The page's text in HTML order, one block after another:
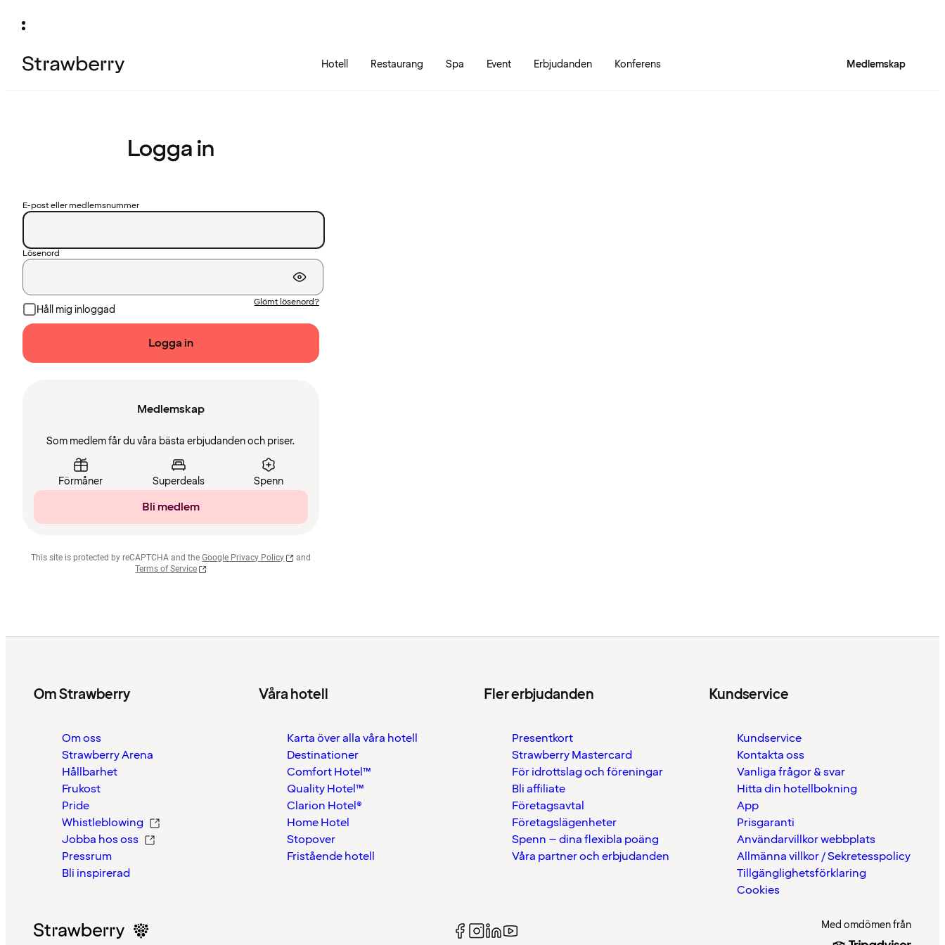
Hotell Restaurang Spa Event Erbjudanden Konferens Medlemskap
Logga in
E-post eller medlemsnummer
Lösenord
Håll mig inloggad
Glömt lösenord?
Logga in
Medlemskap
Som medlem får du våra bästa erbjudanden och priser.
Förmåner Superdeals Spenn
Bli medlem
This site is protected by reCAPTCHA and the Google Privacy Policy
and
Terms of Service
Om Strawberry
Om oss
Strawberry Arena
Hållbarhet
Frukost
Pride
Whistleblowing
Jobba hos oss
Pressrum
Bli inspirerad
Våra hotell
Karta över alla våra hotell
Destinationer
Comfort Hotel™
Quality Hotel™
Clarion Hotel®
Home Hotel
Stopover
Fristående hotell
Fler erbjudanden
Presentkort
Strawberry Mastercard
För idrottslag och föreningar
Bli affiliate
Företagsavtal
Företagslägenheter
Spenn – dina flexibla poäng
Våra partner och erbjudanden
Kundservice
Kundservice
Kontakta oss
Vanliga frågor & svar
Hitta din hotellbokning
App
Prisgaranti
Användarvillkor webbplats
Allmänna villkor / Sekretesspolicy
Tillgänglighetsförklaring
Cookies
Med omdömen från